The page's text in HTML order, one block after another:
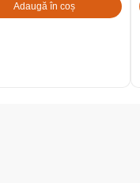
Adaugă în coș